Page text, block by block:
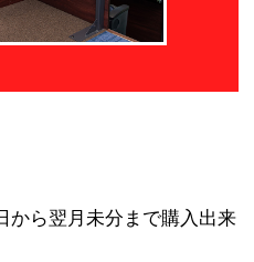
から翌月未分まで購入出来